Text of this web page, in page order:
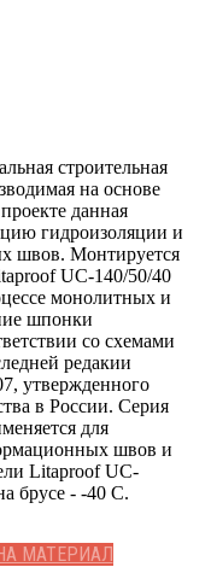
строительная
на основе
данная
гидроизоляции и
швов. Монтируется
UC-140/50/40
монолитных и
шпонки
со схемами
редакии
утвержденного
в России. Серия
для
швов и
Litaproof UC-
брусе - -40 С.
МАТЕРИАЛ